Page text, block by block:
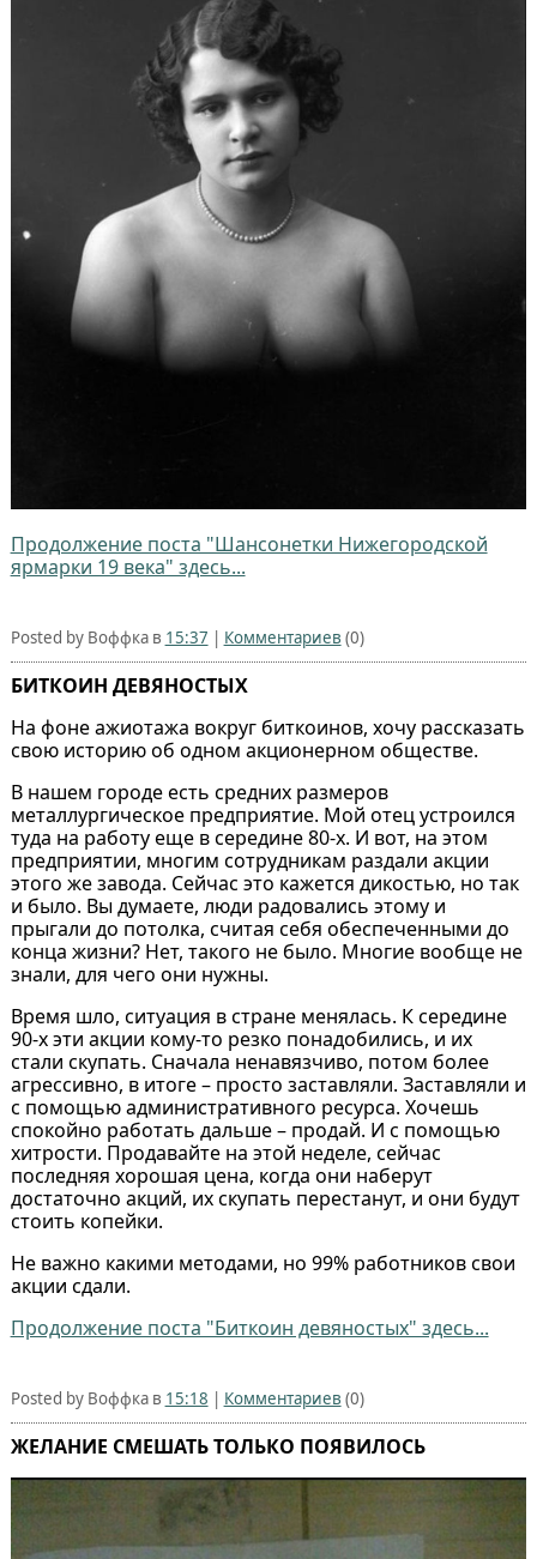
Продолжение поста "Шансонетки Нижегородской
ярмарки 19 века" здесь...
Posted by Воффка в 15:37 | Комментариев (0)
БИТКОИН ДЕВЯНОСТЫХ
На фоне ажиотажа вокруг биткоинов, хочу рассказать
свою историю об одном акционерном обществе.
В нашем городе есть средних размеров
металлургическое предприятие. Мой отец устроился
туда на работу еще в середине 80-х. И вот, на этом
предприятии, многим сотрудникам раздали акции
этого же завода. Сейчас это кажется дикостью, но так
и было. Вы думаете, люди радовались этому и
прыгали до потолка, считая себя обеспеченными до
конца жизни? Нет, такого не было. Многие вообще не
знали, для чего они нужны.
Время шло, ситуация в стране менялась. К середине
90-х эти акции кому-то резко понадобились, и их
стали скупать. Сначала ненавязчиво, потом более
агрессивно, в итоге – просто заставляли. Заставляли и
с помощью административного ресурса. Хочешь
спокойно работать дальше – продай. И с помощью
хитрости. Продавайте на этой неделе, сейчас
последняя хорошая цена, когда они наберут
достаточно акций, их скупать перестанут, и они будут
стоить копейки.
Не важно какими методами, но 99% работников свои
акции сдали.
Продолжение поста "Биткоин девяностых" здесь...
Posted by Воффка в 15:18 | Комментариев (0)
ЖЕЛАНИЕ СМЕШАТЬ ТОЛЬКО ПОЯВИЛОСЬ